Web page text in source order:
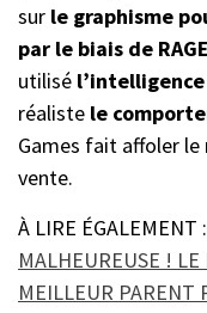
sur le graphisme
par le biais de
utilisé
réaliste le
Games fait affoler
vente.
À LIRE ÉGALEMENT
MALHEUREUSE ! LE
MEILLEUR PARENT